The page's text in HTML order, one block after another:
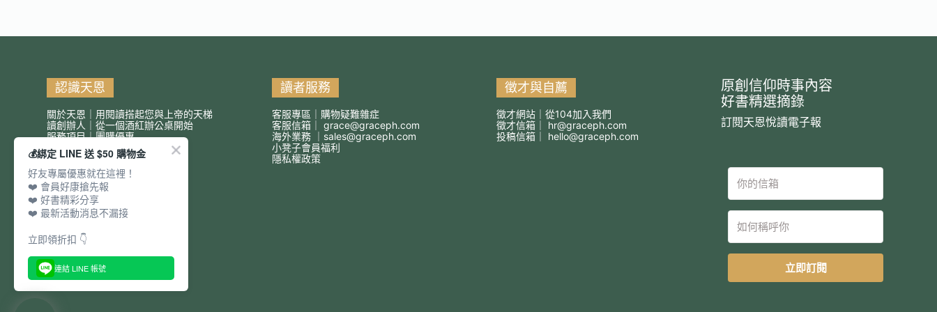
認識天恩
關於天恩｜用閱讀搭起您與上帝的天梯
讀創辦人｜從一個酒紅辦公桌開始
服務項目｜團購優惠
讀者服務
客服專區｜購物疑難雜症
客服信箱｜ grace@graceph.com
海外業務 ｜ sales@graceph.com
小凳子會員福利
隱私權政策
徵才與自薦
徵才網站｜從104加入我們
徵才信箱｜ hr@graceph.com
投稿信箱｜ hello@graceph.com
原創信仰時事內容
好書精選摘錄
訂閱天恩悅讀電子報
立即訂閱
💰綁定 LINE 送 $50 購物金
好友專屬優惠就在這裡！
❤️ 會員好康搶先報
❤️ 好書精彩分享
❤️ 最新活動消息不漏接
立即領折扣 👇
連結 LINE 帳號